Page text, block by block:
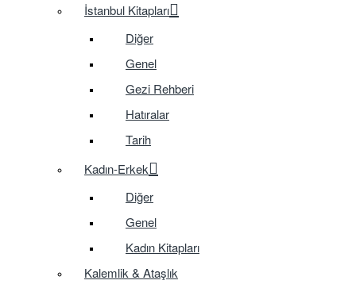
İstanbul Kitapları
Diğer
Genel
Gezi Rehberi
Hatıralar
Tarih
Kadın-Erkek
Diğer
Genel
Kadın Kitapları
Kalemlik & Ataşlık